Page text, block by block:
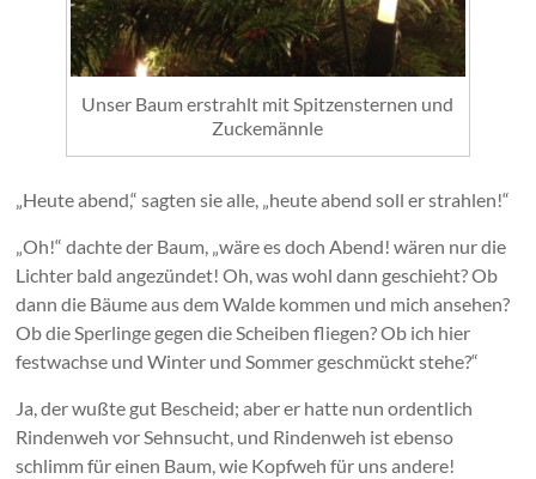
Unser Baum erstrahlt mit Spitzensternen und
Zuckemännle
„Heute abend,“ sagten sie alle, „heute abend soll er strahlen!“
„Oh!“ dachte der Baum, „wäre es doch Abend! wären nur die
Lichter bald angezündet! Oh, was wohl dann geschieht? Ob
dann die Bäume aus dem Walde kommen und mich ansehen?
Ob die Sperlinge gegen die Scheiben fliegen? Ob ich hier
festwachse und Winter und Sommer geschmückt stehe?“
Ja, der wußte gut Bescheid; aber er hatte nun ordentlich
Rindenweh vor Sehnsucht, und Rindenweh ist ebenso
schlimm für einen Baum, wie Kopfweh für uns andere!